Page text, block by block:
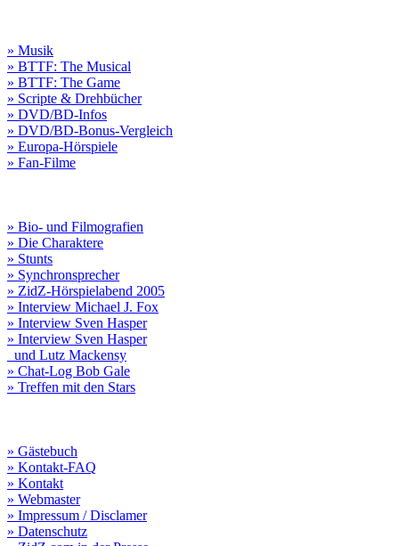
» Musik
» BTTF: The Musical
» BTTF: The Game
» Scripte & Drehbücher
» DVD/BD-Infos
» DVD/BD-Bonus-Vergleich
» Europa-Hörspiele
» Fan-Filme
» Bio- und Filmografien
» Die Charaktere
» Stunts
» Synchronsprecher
» ZidZ-Hörspielabend 2005
» Interview Michael J. Fox
» Interview Sven Hasper
» Interview Sven Hasper
und Lutz Mackensy
» Chat-Log Bob Gale
» Treffen mit den Stars
» Gästebuch
» Kontakt-FAQ
» Kontakt
» Webmaster
» Impressum / Disclamer
» Datenschutz